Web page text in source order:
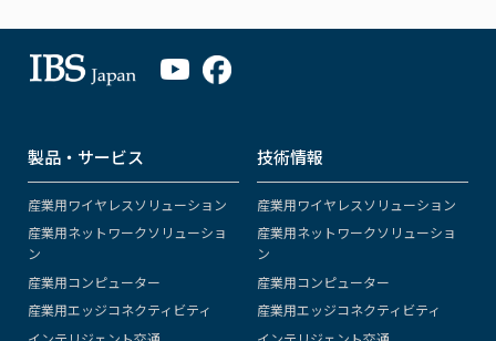
製品・サービス
産業用ワイヤレスソリューション
産業用ネットワークソリューショ
ン
産業用コンピューター
産業用エッジコネクティビティ
技術情報
産業用ワイヤレスソリューション
産業用ネットワークソリューショ
ン
産業用コンピューター
産業用エッジコネクティビティ